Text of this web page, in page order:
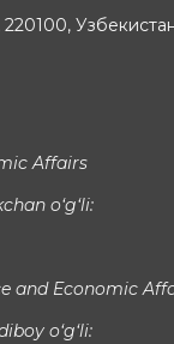
220100,
Affairs
o‘g‘li:
and Economic
o‘g‘li: